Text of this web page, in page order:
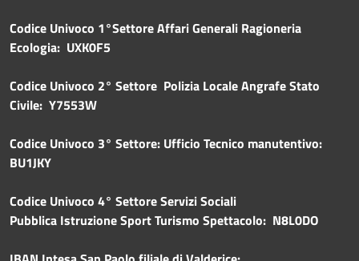
Codice Univoco 1°Settore Affari Generali Ragioneria
Ecologia: UXK0F5
Codice Univoco 2° Settore Polizia Locale Angrafe Stato
Civile: Y7553W
Codice Univoco 3° Settore: Ufficio Tecnico manutentivo:
BU1JKY
Codice Univoco 4° Settore Servizi Sociali
Pubblica Istruzione Sport Turismo Spettacolo: N8L0DO